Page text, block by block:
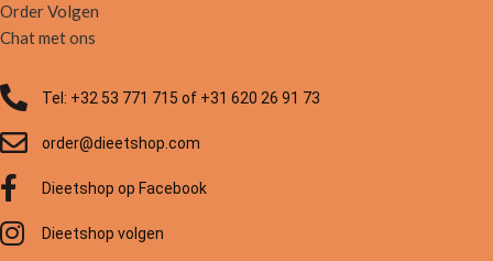
Order Volgen
Chat met ons
Tel: +32 53 771 715 of +31 620 26 91 73
order@dieetshop.com
Dieetshop op Facebook
Dieetshop volgen